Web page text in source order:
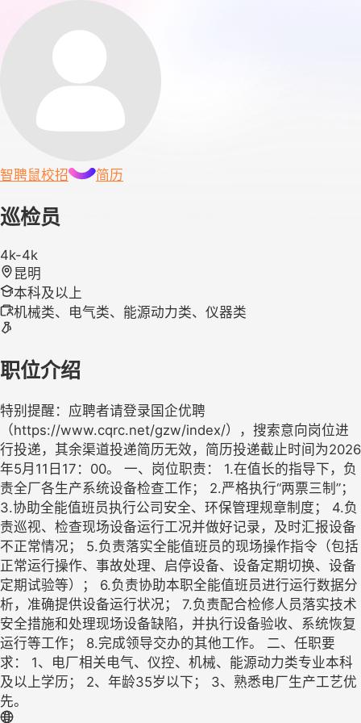
智聘鼠校招 简历
巡检员
4k-4k
昆明
本科及以上
机械类、电气类、能源动力类、仪器类
职位介绍
特别提醒：应聘者请登录国企优聘
（https://www.cqrc.net/gzw/index/），搜索意向岗位进
行投递，其余渠道投递简历无效，简历投递截止时间为2026
年5月11日17：00。 一、岗位职责： 1.在值长的指导下，负
责全厂各生产系统设备检查工作； 2.严格执行“两票三制”；
3.协助全能值班员执行公司安全、环保管理规章制度； 4.负
责巡视、检查现场设备运行工况并做好记录，及时汇报设备
不正常情况； 5.负责落实全能值班员的现场操作指令（包括
正常运行操作、事故处理、启停设备、设备定期切换、设备
定期试验等）； 6.负责协助本职全能值班员进行运行数据分
析，准确提供设备运行状况； 7.负责配合检修人员落实技术
安全措施和处理现场设备缺陷，并执行设备验收、系统恢复
运行等工作； 8.完成领导交办的其他工作。 二、任职要
求： 1、电厂相关电气、仪控、机械、能源动力类专业本科
及以上学历； 2、年龄35岁以下； 3、熟悉电厂生产工艺优
先。